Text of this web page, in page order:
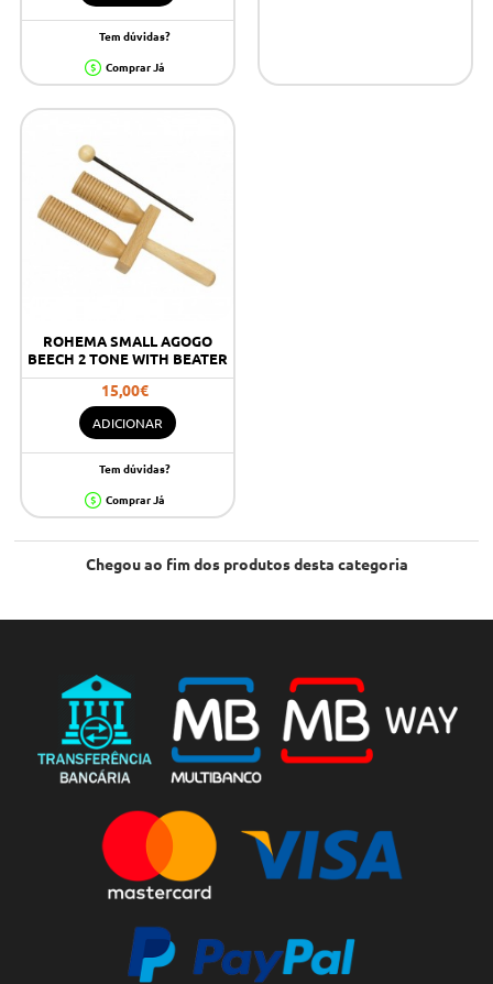
Tem dúvidas?
Comprar Já
ROHEMA SMALL AGOGO
BEECH 2 TONE WITH BEATER
15,00€
ADICIONAR
Tem dúvidas?
Comprar Já
Chegou ao fim dos produtos desta categoria